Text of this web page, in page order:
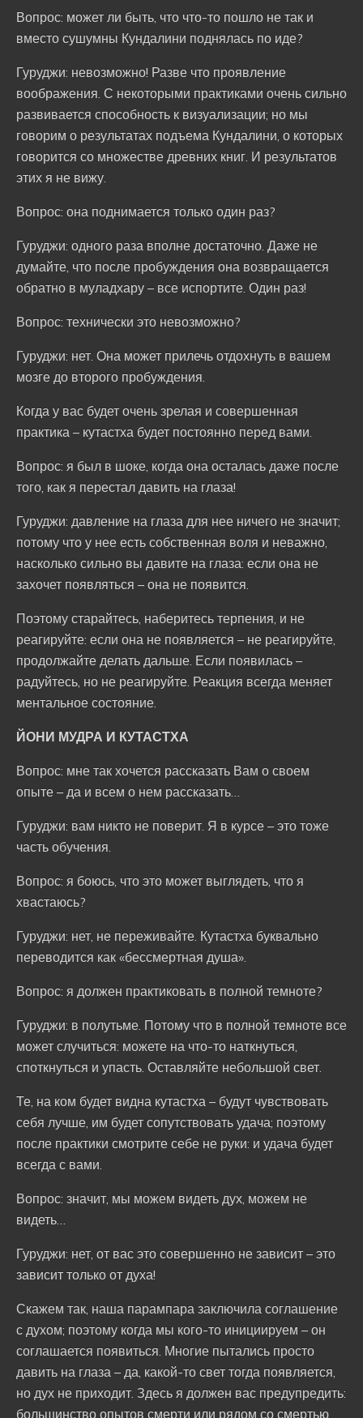
Вопрос: может ли быть, что что-то пошло не так и
вместо сушумны Кундалини поднялась по иде?
Гуруджи: невозможно! Разве что проявление
воображения. С некоторыми практиками очень сильно
развивается способность к визуализации; но мы
говорим о результатах подъема Кундалини, о которых
говорится со множестве древних книг. И результатов
этих я не вижу.
Вопрос: она поднимается только один раз?
Гуруджи: одного раза вполне достаточно. Даже не
думайте, что после пробуждения она возвращается
обратно в муладхару – все испортите. Один раз!
Вопрос: технически это невозможно?
Гуруджи: нет. Она может прилечь отдохнуть в вашем
мозге до второго пробуждения.
Когда у вас будет очень зрелая и совершенная
практика – кутастха будет постоянно перед вами.
Вопрос: я был в шоке, когда она осталась даже после
того, как я перестал давить на глаза!
Гуруджи: давление на глаза для нее ничего не значит;
потому что у нее есть собственная воля и неважно,
насколько сильно вы давите на глаза: если она не
захочет появляться – она не появится.
Поэтому старайтесь, наберитесь терпения, и не
реагируйте: если она не появляется – не реагируйте,
продолжайте делать дальше. Если появилась –
радуйтесь, но не реагируйте. Реакция всегда меняет
ментальное состояние.
ЙОНИ МУДРА И КУТАСТХА
Вопрос: мне так хочется рассказать Вам о своем
опыте – да и всем о нем рассказать…
Гуруджи: вам никто не поверит. Я в курсе – это тоже
часть обучения.
Вопрос: я боюсь, что это может выглядеть, что я
хвастаюсь?
Гуруджи: нет, не переживайте. Кутастха буквально
переводится как «бессмертная душа».
Вопрос: я должен практиковать в полной темноте?
Гуруджи: в полутьме. Потому что в полной темноте все
может случиться: можете на что-то наткнуться,
споткнуться и упасть. Оставляйте небольшой свет.
Те, на ком будет видна кутастха – будут чувствовать
себя лучше, им будет сопутствовать удача; поэтому
после практики смотрите себе не руки: и удача будет
всегда с вами.
Вопрос: значит, мы можем видеть дух, можем не
видеть…
Гуруджи: нет, от вас это совершенно не зависит – это
зависит только от духа!
Скажем так, наша парампара заключила соглашение
с духом; поэтому когда мы кого-то инициируем – он
соглашается появиться. Многие пытались просто
давить на глаза – да, какой-то свет тогда появляется,
но дух не приходит. Здесь я должен вас предупредить:
большинство опытов смерти или рядом со смертью